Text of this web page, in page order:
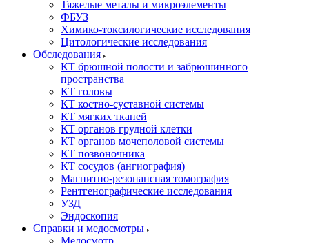
Тяжелые металы и микроэлементы
ФБУЗ
Химико-токсилогические исследования
Цитологические исследования
Обследования
КТ брюшной полости и забрюшинного
пространства
КТ головы
КТ костно-суставной системы
КТ мягких тканей
КТ органов грудной клетки
КТ органов мочеполовой системы
КТ позвоночника
КТ сосудов (ангиография)
Магнитно-резонансная томография
Рентгенографические исследования
УЗД
Эндоскопия
Справки и медосмотры
Медосмотр